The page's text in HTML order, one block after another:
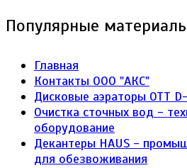
Популярные
Главная
Контакты ООО "АКС"
Дисковые аэраторы ОТТ
Очистка сточных вод -
оборудование
Декантеры HAUS -
для обезвоживания